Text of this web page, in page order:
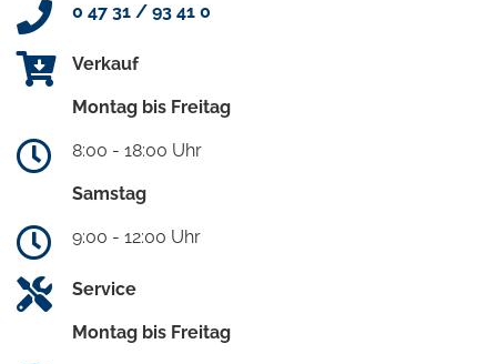
0 47 31 / 93 41 0
Verkauf
Montag bis Freitag
8:00 - 18:00 Uhr
Samstag
9:00 - 12:00 Uhr
Service
Montag bis Freitag